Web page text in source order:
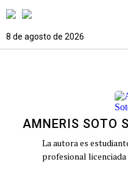
8 de agosto de 2026
AMNERIS SOTO
La autora es
profesional licenciada